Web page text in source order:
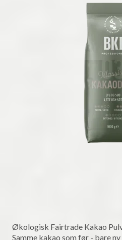
Økologisk Fairtrade Kakao
Samme kakao som før - bare